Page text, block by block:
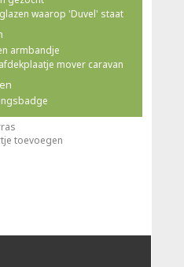
waarop 'Duvel' staat
armbandje
mover caravan
toevoegen